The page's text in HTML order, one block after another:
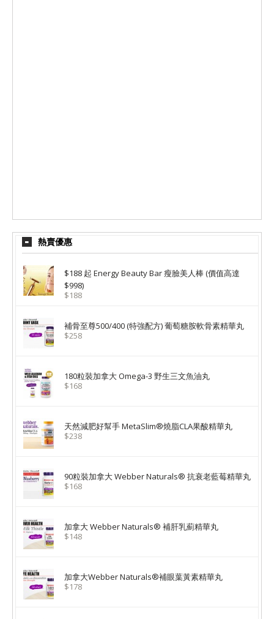
熱賣優惠
$188 起 Energy Beauty Bar 瘦臉美人棒 (價值高達
$998)
$188
補骨至尊500/400 (特強配方) 葡萄糖胺軟骨素精華丸
$258
180粒裝加拿大 Omega-3 野生三文魚油丸
$168
天然減肥好幫手 MetaSlim®燒脂CLA果酸精華丸
$238
90粒裝加拿大 Webber Naturals® 抗衰老藍莓精華丸
$168
加拿大 Webber Naturals® 補肝乳薊精華丸
$148
加拿大Webber Naturals®補眼葉黃素精華丸
$178